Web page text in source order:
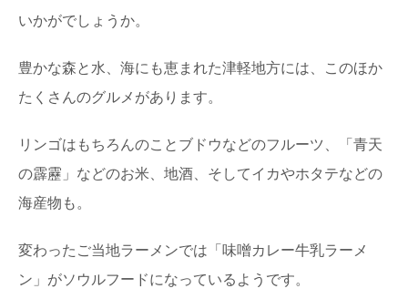
いかがでしょうか。
豊かな森と水、海にも恵まれた津軽地方には、このほか
たくさんのグルメがあります。
リンゴはもちろんのことブドウなどのフルーツ、「青天
の霹靂」などのお米、地酒、そしてイカやホタテなどの
海産物も。
変わったご当地ラーメンでは「味噌カレー牛乳ラーメ
ン」がソウルフードになっているようです。